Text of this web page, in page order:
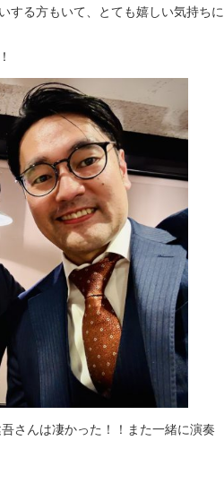
する方もいて、とても嬉しい気持ちに
さんは凄かった！！また一緒に演奏